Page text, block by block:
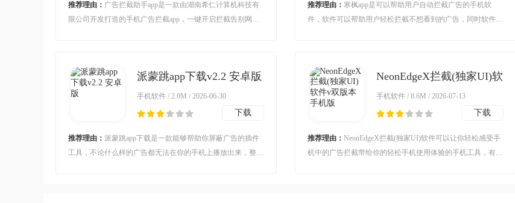
推荐理由： 广告拦截助手app是一款由湖南希仁计算机科技有
限公司开发打造的手机广告拦截app，一键开启拦截告别网页
推荐理由： 寒枫app是可以帮助用户自动拦截广告的手机软
件，软件可以帮助用户轻松拦截不想看到的广告，同时软件搭
派蒙跳app下载v2.2 安卓版
手机软件 / 2.0M / 2026-06-30
下载
推荐理由： 派蒙跳app下载是一款能够帮助你屏蔽广告的插件
工具，不论什么样的广告都无法在你的手机上播放出来，整体
NeonEdgeX拦截(独家UI)软
手机软件 / 8.6M / 2026-07-13
下载
推荐理由： NeonEdgeX拦截(独家UI)软件可以让你轻松感受手
机中的广告拦截带给你的轻松手机使用体验的手机工具，有了